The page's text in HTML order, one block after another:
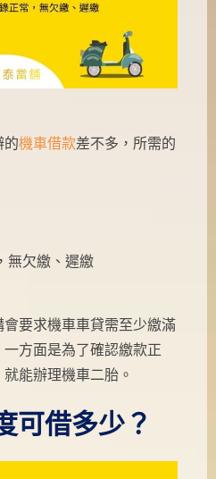
的機車借款差不多，所需的
無欠繳、遲繳
要求機車車貸需至少繳滿
方面是為了確認繳款正
能辦理機車二胎。
可借多少？